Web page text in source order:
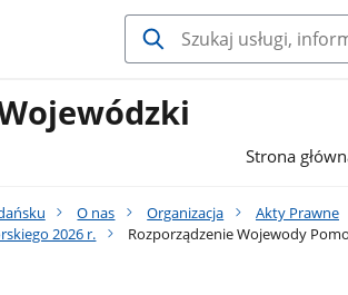
Strona
O nas Organizacja Akty Prawne
2026 r.
Rozporządzenie Wojewody